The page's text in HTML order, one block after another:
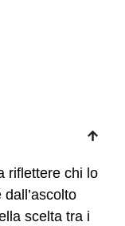
riflettere chi lo
scelta tra i